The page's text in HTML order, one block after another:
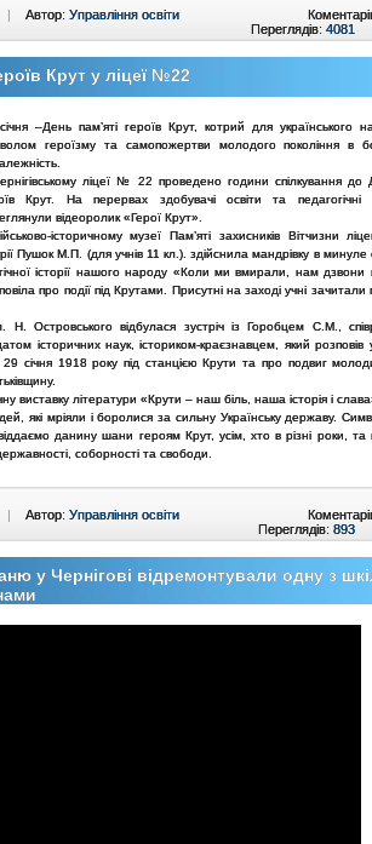
| Автор: Управління освіти
Переглядів: 4081
Крут у ліцеї №22
–День пам’яті героїв Крут, котрий для українського
героїзму та самопожертви молодого покоління в
ліцеї № 22 проведено години спілкування до
Крут. На перервах здобувачі освіти та педагогічні
відеоролик «Герої Крут».
історичному музеї Пам’яті захисників Вітчизни
Пушок М.П. (для учнів 11 кл.). здійснила мандрівку в минуле
історії нашого народу «Коли ми вмирали, нам дзвони
про події під Крутами. Присутні на заході учні зачитали
Н. Островського відбулася зустріч із Горобцем С.М.,
історичних наук, істориком-краєзнавцем, який
січня 1918 року під станцією Крути та про подвиг
виставку літератури «Крути – наш біль, наша історія і
які мріяли і боролися за сильну Українську державу.
данину шани героям Крут, усім, хто в різні роки, та
соборності та свободи.
| Автор: Управління освіти
Переглядів: 893
у Чернігові відремонтували одну з